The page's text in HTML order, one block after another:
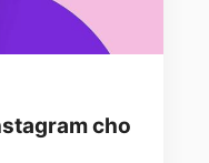
cho